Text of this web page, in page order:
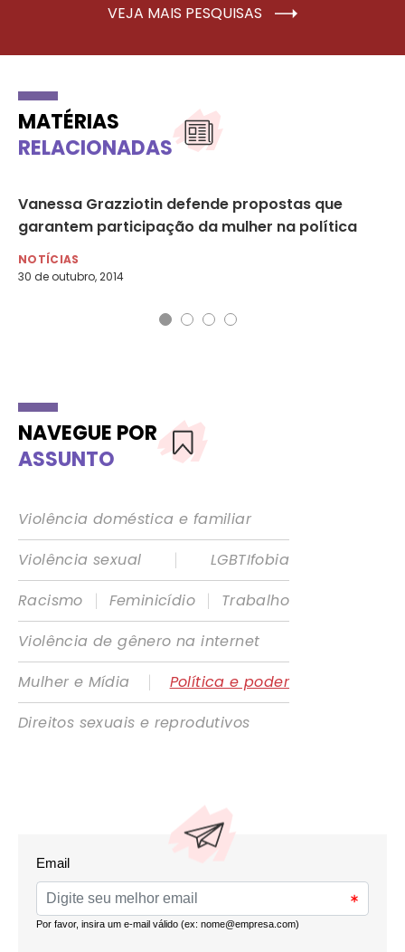
VEJA MAIS PESQUISAS
MATÉRIAS
RELACIONADAS
Vanessa Grazziotin defende propostas que
garantem participação da mulher na política
NOTÍCIAS
30 de outubro, 2014
NAVEGUE POR
ASSUNTO
Violência doméstica e familiar
Violência sexual
|
LGBTIfobia
Racismo
| Feminicídio |
Trabalho
Violência de gênero na internet
Mulher e Mídia
|
Política e poder
Direitos sexuais e reprodutivos